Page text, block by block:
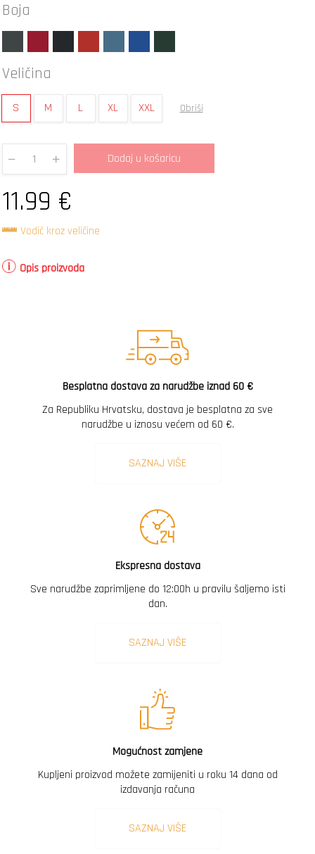
Boja
Veličina
S M L XL XXL Obriši
Quantity
Dodaj u košaricu
11.99 €
Vodič kroz veličine
Opis proizvoda
Besplatna dostava za narudžbe iznad 60 €
Za Republiku Hrvatsku, dostava je besplatna za sve
narudžbe u iznosu većem od 60 €.
SAZNAJ VIŠE
Ekspresna dostava
Sve narudžbe zaprimljene do 12:00h u pravilu šaljemo isti
dan.
SAZNAJ VIŠE
Mogućnost zamjene
Kupljeni proizvod možete zamijeniti u roku 14 dana od
izdavanja računa
SAZNAJ VIŠE